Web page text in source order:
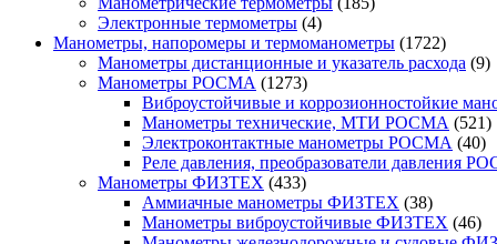
Электронные термометры 44
товара
Манометры, напоромеры и термоманометры 17221722
товара
Манометры дистанционные и указатель расхода 99
Манометры РОСМА 12731273
товара
Виброустойчивые и коррозионностойкие
Манометры технические, МТИ РОСМА 521
Электроконтактные манометры РОСМА 4040
Реле давления, преобразователи давления
Манометры ФИЗТЕХ 433433
товара
Аммиачные манометры ФИЗТЕХ 3838
товаров
Манометры виброустойчивые ФИЗТЕХ 4646